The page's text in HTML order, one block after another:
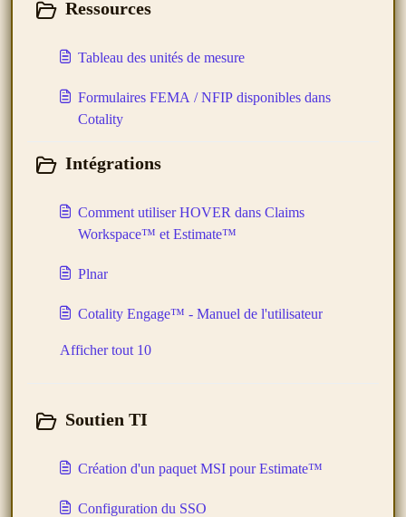
Ressources
Tableau des unités de mesure
Formulaires FEMA / NFIP disponibles dans
Cotality
Intégrations
Comment utiliser HOVER dans Claims
Workspace™ et Estimate™
Plnar
Cotality Engage™ - Manuel de l'utilisateur
Afficher tout 10
Soutien TI
Création d'un paquet MSI pour Estimate™
Configuration du SSO